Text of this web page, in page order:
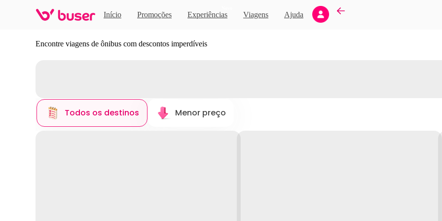
Início Promoções Experiências Viagens Ajuda
Descubra novos destinos
Encontre viagens de ônibus com descontos imperdíveis
Todos os destinos Menor preço